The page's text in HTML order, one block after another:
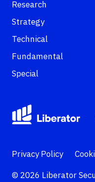
Research
Strategy
Technical
Fundamental
Special
Privacy Policy
© 2026 Liberator